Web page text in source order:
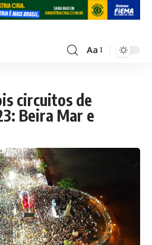
Aa
circuitos de
Beira Mar e